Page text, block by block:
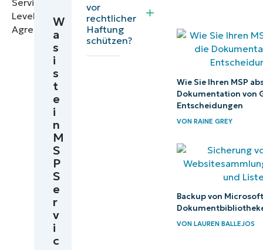
Bewährte
Verfahren zur
Aufrechterhaltung
eines hohen
Serviceniveaus
Das perfekte
IT-
Management-
Tool für SLAs
finden
W
a
s
i
s
t
e
i
n
M
S
P
S
e
r
v
i
c
vor
rechtlicher
Haftung
schützen?
Wie Sie Ihren MSP
Dokumentation von
Entscheidungen
VON RAINE GREY
Backup von
VON LAUREN BALLEJOS